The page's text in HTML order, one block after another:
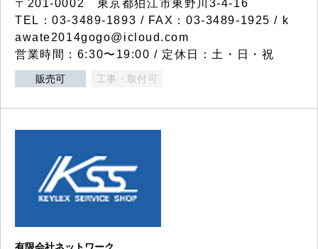
〒201-0002 東京都狛江市東野川3-4-16
TEL：03-3489-1893 / FAX：03-3489-1925 / k
awate2014gogo@icloud.com
営業時間：6:30〜19:00 / 定休日：土・日・祝
販売可 工事・取付可